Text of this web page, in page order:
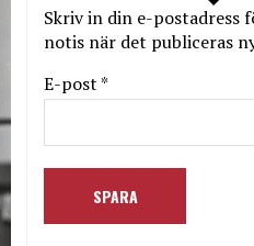
Skriv in din e-postadress
notis när det publiceras
E-post *